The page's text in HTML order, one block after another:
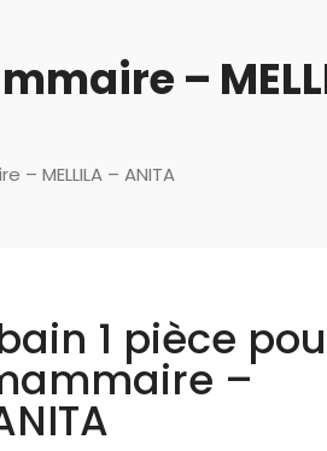
–
MELLILA – ANITA
1 pièce
–